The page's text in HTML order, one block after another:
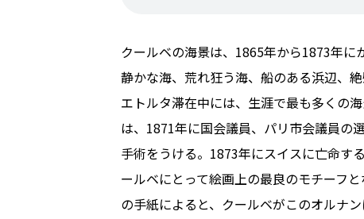
クールベの海景は、1865年から1873年に
静かな海、荒れ狂う海、船のある浜辺、
エトルタ滞在中には、生涯で最も多くの
は、1871年に国会議員、パリ市会議員の
手術をうける。1873年にスイスに亡命す
ールベにとって絵画上の最良のモチーフ
の手紙によると、クールベがこのオルナ